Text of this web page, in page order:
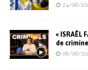
24/06/
« ISRAËL
de
08/06/